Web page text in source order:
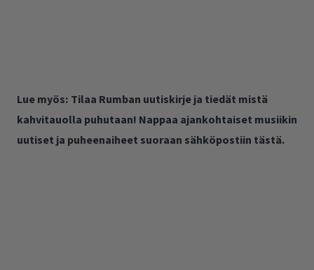
Lue myös: Tilaa Rumban uutiskirje ja tiedät mistä
kahvitauolla puhutaan! Nappaa ajankohtaiset musiikin
uutiset ja puheenaiheet suoraan sähköpostiin tästä.